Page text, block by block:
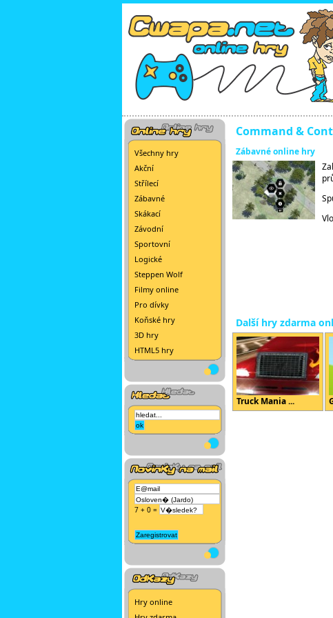
Všechny hry
Akční
Střílecí
Zábavné
Skákací
Závodní
Sportovní
Logické
Steppen Wolf
Filmy online
Pro dívky
Koňské hry
3D hry
HTML5 hry
7 + 0 =
Hry online
Command &
Zábavné online hry
Další hry zdarma
Truck Mania ...